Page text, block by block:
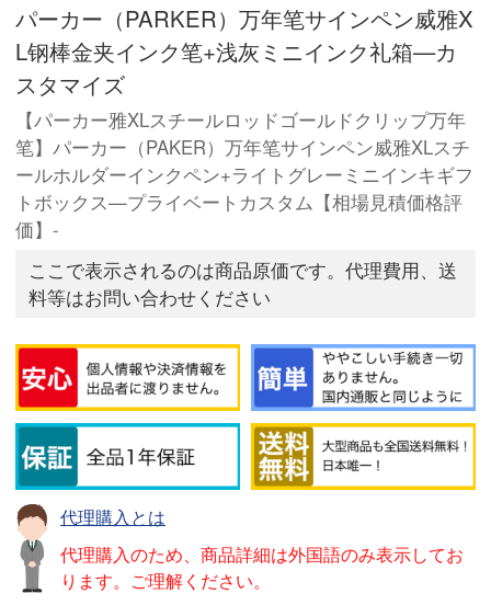
パーカー（PARKER）万年笔サインペン威雅X
L钢棒金夹インク笔+浅灰ミニインク礼箱—カ
スタマイズ
【パーカー雅XLスチールロッドゴールドクリップ万年
笔】パーカー（PAKER）万年笔サインペン威雅XLスチ
ールホルダーインクペン+ライトグレーミニインキギフ
トボックス—プライベートカスタム【相場見積価格評
価】-
ここで表示されるのは商品原価です。代理費用、送
料等はお問い合わせください
代理購入とは
代理購入のため、商品詳細は外国語のみ表示してお
ります。ご理解ください。